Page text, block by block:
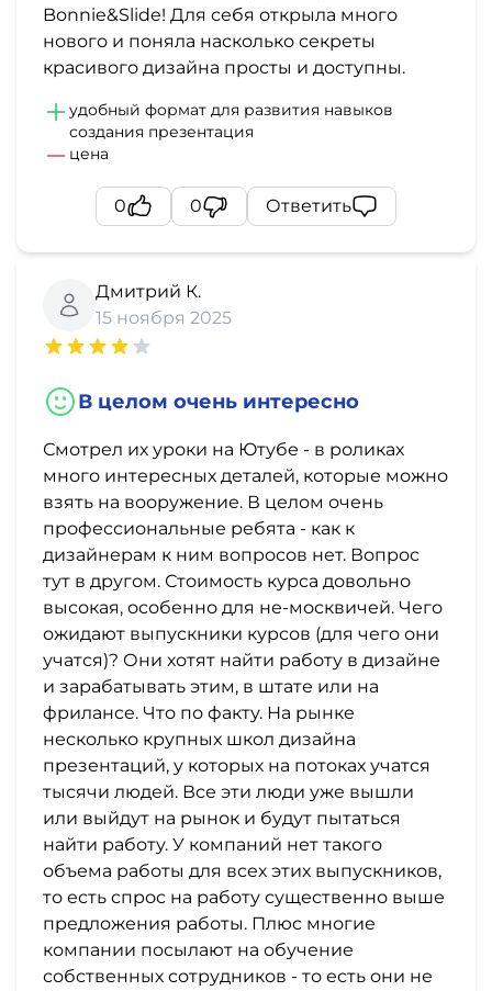
Bonnie&Slide! Для себя открыла много
нового и поняла насколько секреты
красивого дизайна просты и доступны.
удобный формат для развития навыков
создания презентация
цена
0 0 Ответить
Дмитрий К.
15 ноября 2025
В целом очень интересно
Смотрел их уроки на Ютубе - в роликах
много интересных деталей, которые можно
взять на вооружение. В целом очень
профессиональные ребята - как к
дизайнерам к ним вопросов нет. Вопрос
тут в другом. Стоимость курса довольно
высокая, особенно для не-москвичей. Чего
ожидают выпускники курсов (для чего они
учатся)? Они хотят найти работу в дизайне
и зарабатывать этим, в штате или на
фрилансе. Что по факту. На рынке
несколько крупных школ дизайна
презентаций, у которых на потоках учатся
тысячи людей. Все эти люди уже вышли
или выйдут на рынок и будут пытаться
найти работу. У компаний нет такого
объема работы для всех этих выпускников,
то есть спрос на работу существенно выше
предложения работы. Плюс многие
компании посылают на обучение
собственных сотрудников - то есть они не